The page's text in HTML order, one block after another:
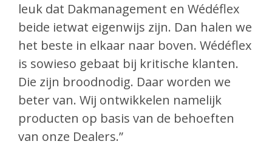
leuk dat Dakmanagement en Wédéflex
beide ietwat eigenwijs zijn. Dan halen we
het beste in elkaar naar boven. Wédéflex
is sowieso gebaat bij kritische klanten.
Die zijn broodnodig. Daar worden we
beter van. Wij ontwikkelen namelijk
producten op basis van de behoeften
van onze Dealers.”